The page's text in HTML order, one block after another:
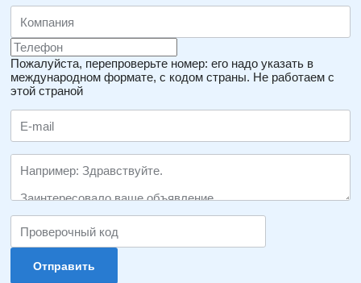
Пожалуйста, перепроверьте номер: его надо указать в
международном формате, с кодом страны. Не работаем с
этой страной